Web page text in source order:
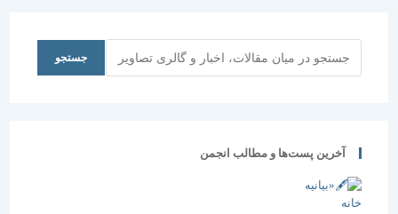
جستجو
آخرین پست‌ها و مطالب انجمن